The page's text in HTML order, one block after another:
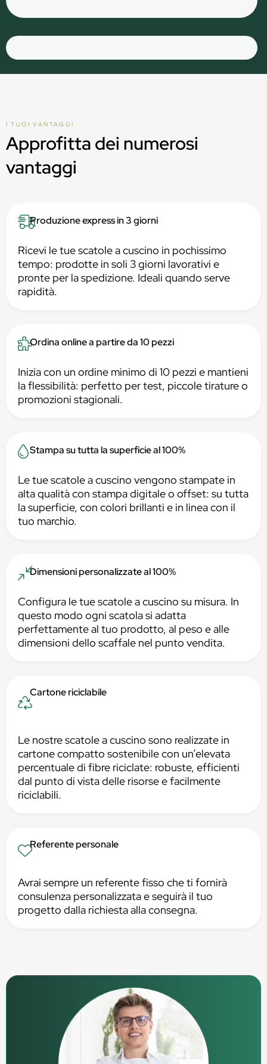
I TUOI VANTAGGI
Approfitta dei numerosi
vantaggi
Produzione express in 3 giorni
Ricevi le tue scatole a cuscino in pochissimo
tempo: prodotte in soli 3 giorni lavorativi e
pronte per la spedizione. Ideali quando serve
rapidità.
Ordina online a partire da 10 pezzi
Inizia con un ordine minimo di 10 pezzi e mantieni
la flessibilità: perfetto per test, piccole tirature o
promozioni stagionali.
Stampa su tutta la superficie al 100%
Le tue scatole a cuscino vengono stampate in
alta qualità con stampa digitale o offset: su tutta
la superficie, con colori brillanti e in linea con il
tuo marchio.
Dimensioni personalizzate al 100%
Configura le tue scatole a cuscino su misura. In
questo modo ogni scatola si adatta
perfettamente al tuo prodotto, al peso e alle
dimensioni dello scaffale nel punto vendita.
Cartone riciclabile
Le nostre scatole a cuscino sono realizzate in
cartone compatto sostenibile con un’elevata
percentuale di fibre riciclate: robuste, efficienti
dal punto di vista delle risorse e facilmente
riciclabili.
Referente personale
Avrai sempre un referente fisso che ti fornirà
consulenza personalizzata e seguirà il tuo
progetto dalla richiesta alla consegna.